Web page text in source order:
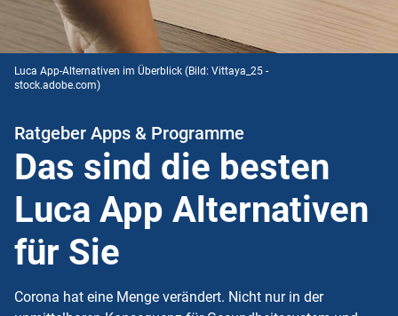
Luca App-Alternativen im Überblick (Bild: Vittaya_25 -
stock.adobe.com)
Ratgeber Apps & Programme
Das sind die besten
Luca App Alternativen
für Sie
Corona hat eine Menge verändert. Nicht nur in der